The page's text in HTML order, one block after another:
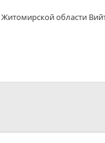
области